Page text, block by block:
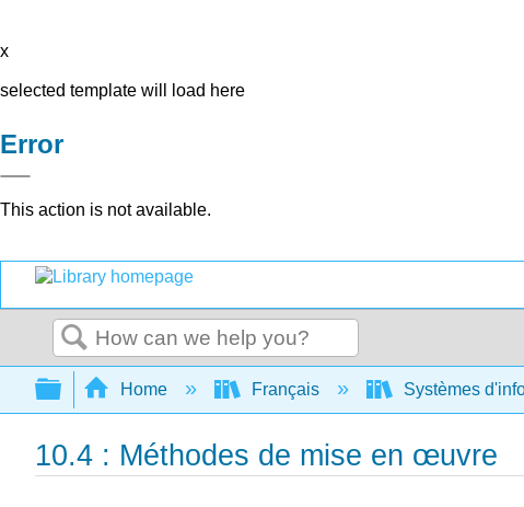
x
selected template will load here
Error
This action is not available.
Search
Expand/collapse global hierarchy
Home Français Systèmes
10.4 : Méthodes de mise en œuvre